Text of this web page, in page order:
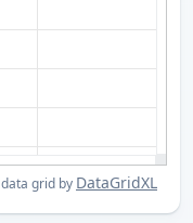
data grid by DataGridXL